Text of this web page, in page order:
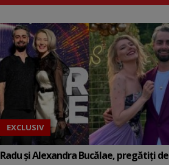
EXCLUSIV
Radu și Alexandra Bucălae, pregătiți de